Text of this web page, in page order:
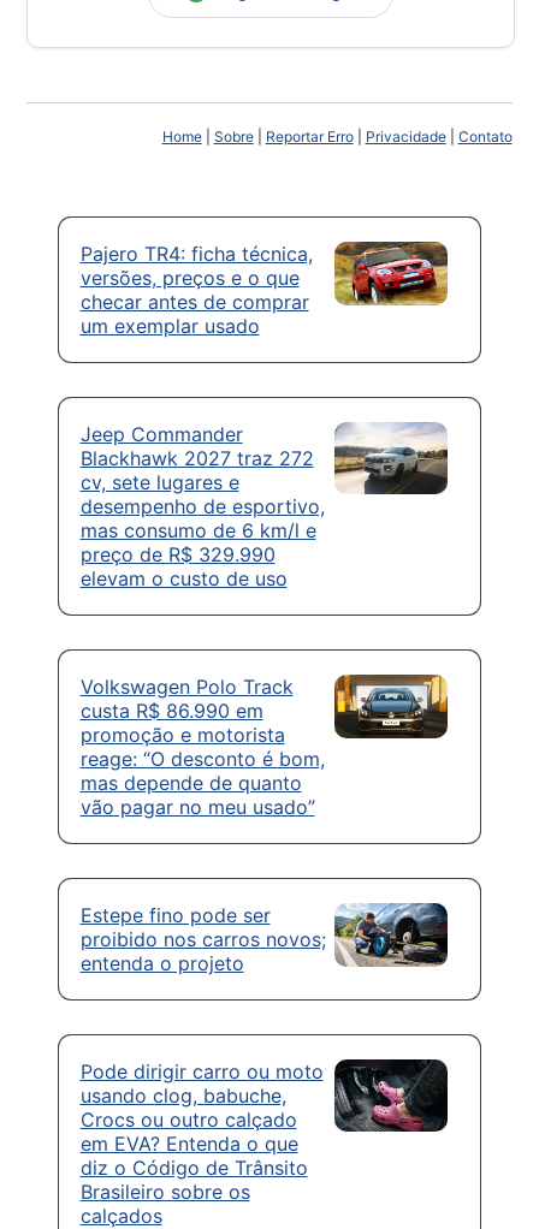
Home| Sobre| Reportar Erro| Privacidade| Contato
Pajero TR4: ficha técnica,
versões, preços e o que
checar antes de comprar
um exemplar usado
Jeep Commander
Blackhawk 2027 traz 272
cv, sete lugares e
desempenho de esportivo,
mas consumo de 6 km/l e
preço de R$ 329.990
elevam o custo de uso
Volkswagen Polo Track
custa R$ 86.990 em
promoção e motorista
reage: “O desconto é bom,
mas depende de quanto
vão pagar no meu usado”
Estepe fino pode ser
proibido nos carros novos;
entenda o projeto
Pode dirigir carro ou moto
usando clog, babuche,
Crocs ou outro calçado
em EVA? Entenda o que
diz o Código de Trânsito
Brasileiro sobre os
calçados